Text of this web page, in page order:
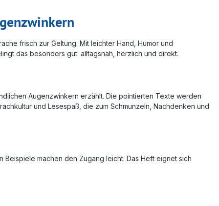
frisch zur Geltung. Mit leichter Hand, Humor und
das besonders gut: alltagsnah, herzlich und direkt.
Augenzwinkern erzählt. Die pointierten Texte werden
und Lesespaß, die zum Schmunzeln, Nachdenken und
machen den Zugang leicht. Das Heft eignet sich